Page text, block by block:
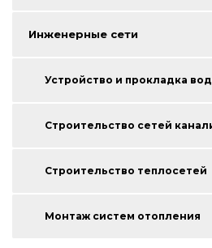
Инженерные сети
Устройство и прокладка
Строительство сетей
Строительство теплосетей
Монтаж систем отопления